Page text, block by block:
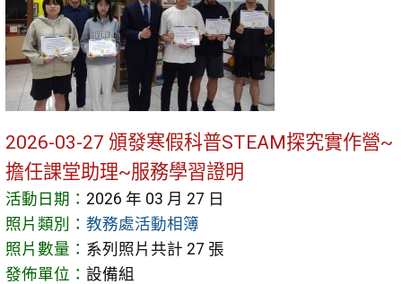
2026-03-27 頒發寒假科普STEAM探究實作營~
擔任課堂助理~服務學習證明
活動日期： 2026 年 03 月 27 日
照片類別： 教務處活動相簿
照片數量： 系列照片共計 27 張
發佈單位： 設備組